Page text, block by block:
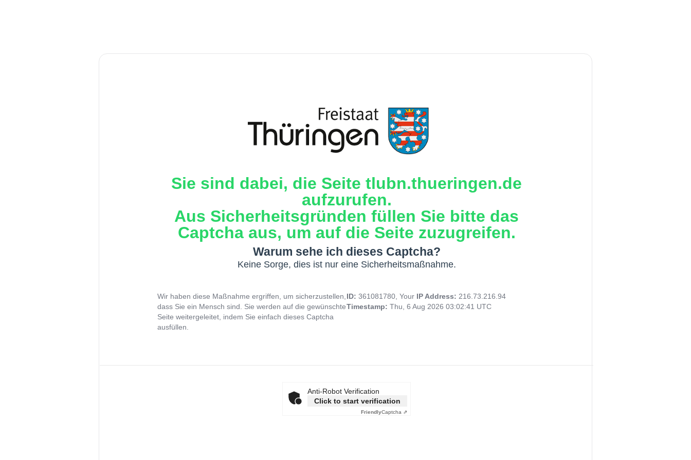
Sie sind dabei, die Seite tlubn.thueringen.de
aufzurufen.
Aus Sicherheitsgründen füllen Sie bitte das
Captcha aus, um auf die Seite zuzugreifen.
Warum sehe ich dieses Captcha?
Keine Sorge, dies ist nur eine Sicherheitsmaßnahme.
Wir haben diese Maßnahme ergriffen, um sicherzustellen,
dass Sie ein Mensch sind. Sie werden auf die gewünschte
Seite weitergeleitet, indem Sie einfach dieses Captcha
ausfüllen.
ID: 361081780, Your IP Address: 216.73.216.94
Timestamp: Thu, 6 Aug 2026 03:02:41 UTC
Anti-Robot Verification
Click to start verification
FriendlyCaptcha ⇗